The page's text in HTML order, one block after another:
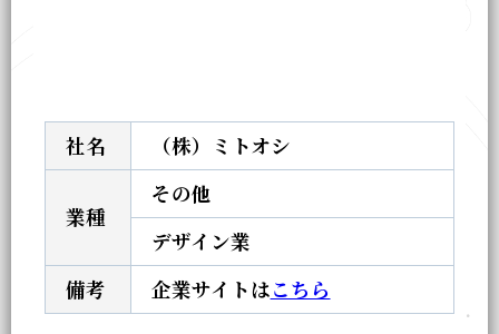
社名 （株）ミトオシ
業種
その他
デザイン業
備考
企業サイトはこちら